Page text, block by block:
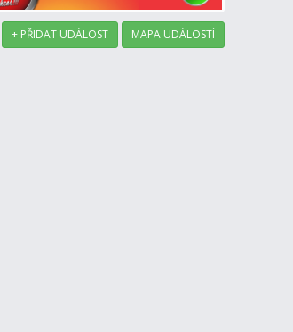
+ PŘIDAT UDÁLOST MAPA UDÁLOSTÍ